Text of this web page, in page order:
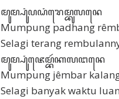
ꦩꦸꦩ꧀ꦥꦸꦁꦥꦝꦁꦫꦺꦩ꧀ꦧꦸꦭꦤꦺ
Mumpung padhang
Selagi terang
ꦩꦸꦩ꧀ꦥꦸꦁꦗꦺꦩ꧀ꦧꦂꦏꦭꦔꦤꦺ
Mumpung jêmbar
Selagi banyak waktu